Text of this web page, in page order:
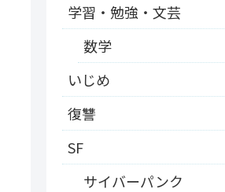
学習・勉強・文芸
数学
いじめ
復讐
SF
サイバーパンク